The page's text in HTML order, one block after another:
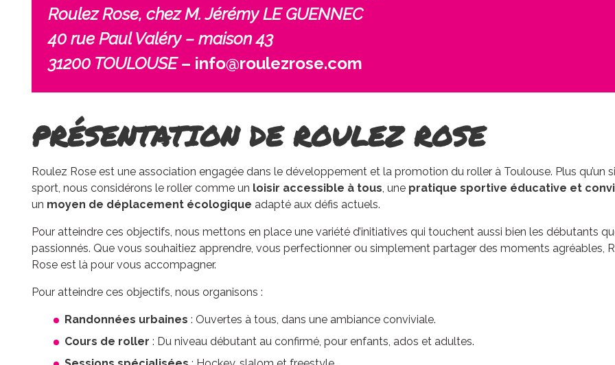
Roulez Rose, chez M. Jérémy LE GUENNEC
40 rue Paul Valéry – maison 43
31200 TOULOUSE– info@roulezrose.com
PRÉSENTATION DE ROULEZ ROSE
Roulez Rose est une association engagée dans le développement et la promotion du roller à Toulouse. Plus qu’un
sport, nous considérons le roller comme un loisir accessible à tous, une pratique sportive éducative et
un moyen de déplacement écologique adapté aux défis actuels.
Pour atteindre ces objectifs, nous mettons en place une variété d’initiatives qui touchent aussi bien les débutants
passionnés. Que vous souhaitiez apprendre, vous perfectionner ou simplement partager des moments agréables,
Rose est là pour vous accompagner.
Pour atteindre ces objectifs, nous organisons :
Randonnées urbaines : Ouvertes à tous, dans une ambiance conviviale.
Cours de roller : Du niveau débutant au confirmé, pour enfants, ados et adultes.
Grande boucle
DEP 21 00
ARR 22 20